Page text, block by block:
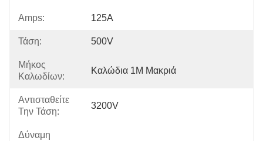
Amps: 125A
Τάση: 500V
Μήκος
Καλωδίων:
Καλώδια 1M Μακριά
Αντισταθείτε
Την Τάση:
3200V
Δύναμη